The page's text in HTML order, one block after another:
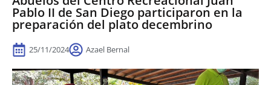
Pablo II de San Diego participaron en la
preparación del plato decembrino
25/11/2024 Azael Bernal